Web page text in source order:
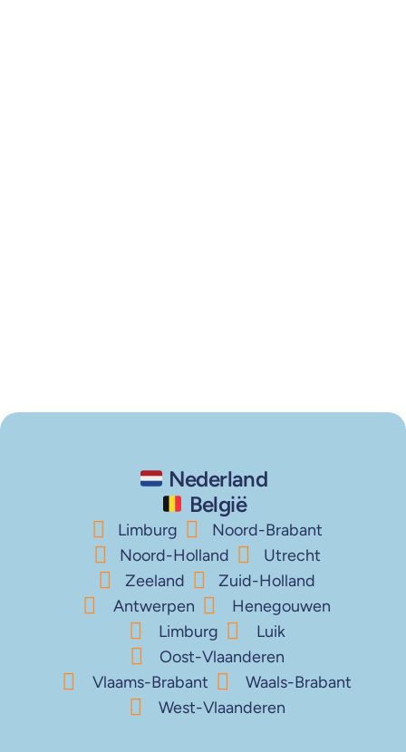
Nederland
België
Limburg
Noord-Brabant
Noord-Holland
Utrecht
Zeeland
Zuid-Holland
Antwerpen
Henegouwen
Limburg
Luik
Oost-Vlaanderen
Vlaams-Brabant
Waals-Brabant
West-Vlaanderen